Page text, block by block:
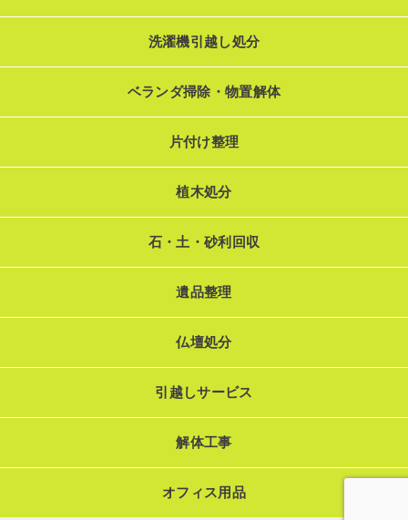
洗濯機引越し処分
ベランダ掃除・物置解体
片付け整理
植木処分
石・土・砂利回収
遺品整理
仏壇処分
引越しサービス
解体工事
オフィス用品